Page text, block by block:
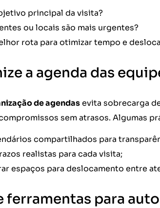
principal da visita?
ou locais são mais urgentes?
rota para otimizar tempo e
a agenda das
de agendasevita sobrecarga
sem atrasos. Algumas
compartilhados para
realistas para cada visita;
espaços para deslocamento entre
ferramentas para